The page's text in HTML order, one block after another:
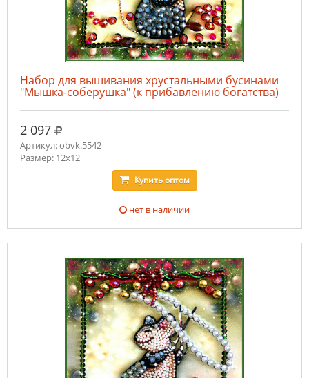
Набор для вышивания хрустальными бусинами
"Мышка-соберушка" (к прибавлению богатства)
2 097 руб.
Артикул: obvk.5542
Размер: 12х12
Купитьоптом
нет в наличии